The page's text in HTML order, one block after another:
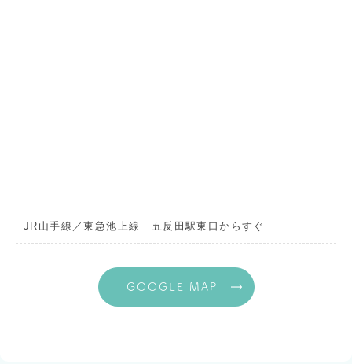
JR山手線／東急池上線 五反田駅東口からすぐ
GOOGLE MAP